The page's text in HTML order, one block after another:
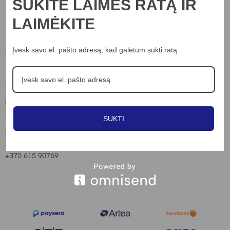
UAB “Nord lights”
info@nordlights.lt
+370 615 90769
Informacija
Privatumo poltika
Slapukų naudojimo taisyklės
SUKITE LAIMĖS RATĄ IR
LAIMĖKITE
Įvesk savo el. pašto adresą, kad galėtum sukti ratą.
SUKTI